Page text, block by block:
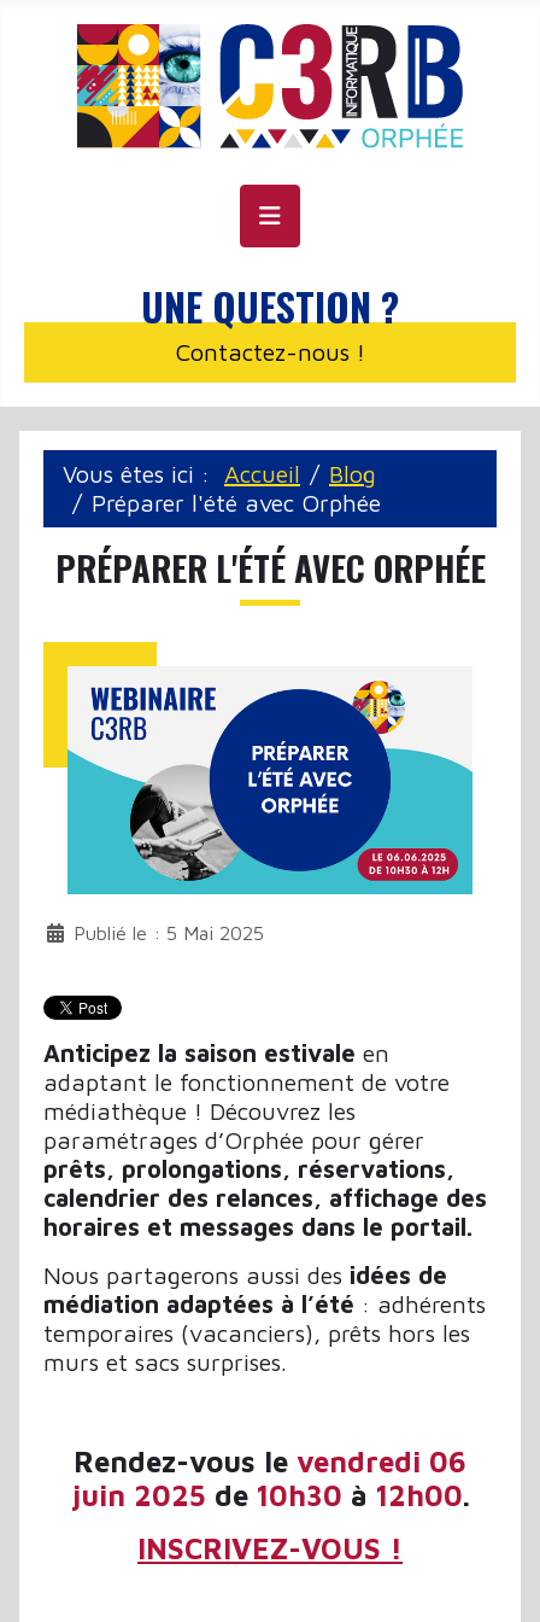
UNE QUESTION ?
Contactez-nous !
Vous êtes ici : Accueil
Blog
Préparer l'été avec Orphée
PRÉPARER L'ÉTÉ AVEC ORPHÉE
Publié le : 5 Mai 2025
Anticipez la saison estivale en
adaptant le fonctionnement de votre
médiathèque ! Découvrez les
paramétrages d’Orphée pour gérer
prêts, prolongations, réservations,
calendrier des relances, affichage des
horaires et messages dans le portail.
Nous partagerons aussi des idées de
médiation adaptées à l’été : adhérents
temporaires (vacanciers), prêts hors les
murs et sacs surprises.
Rendez-vous le vendredi 06
juin 2025 de 10h30 à 12h00.
INSCRIVEZ-VOUS !